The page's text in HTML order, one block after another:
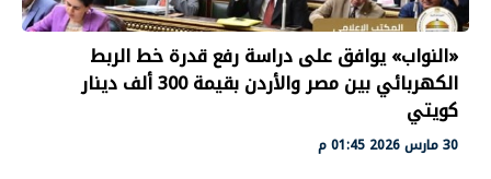
«النواب» يوافق على دراسة رفع قدرة خط الربط
الكهربائي بين مصر والأردن بقيمة 300 ألف دينار
كويتي
30 مارس 2026 01:45 م